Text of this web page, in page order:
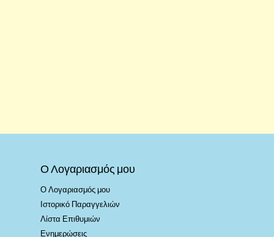
Ο Λογαριασμός μου
Ο Λογαριασμός μου
Ιστορικό Παραγγελιών
Λίστα Επιθυμιών
Ενημερώσεις